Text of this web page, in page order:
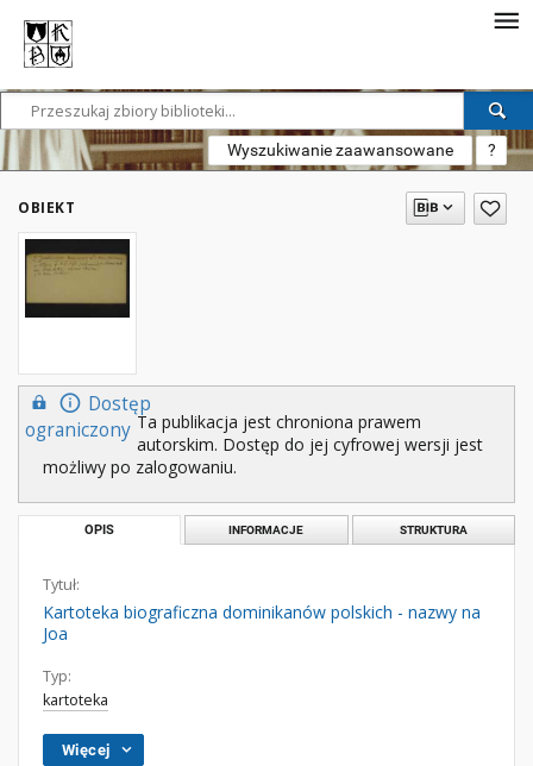
Wyszukiwanie zaawansowane ?
OBIEKT
Dostęp
ograniczony Ta publikacja jest chroniona prawem
autorskim. Dostęp do jej cyfrowej wersji jest
możliwy po zalogowaniu.
OPIS INFORMACJE STRUKTURA
Tytuł:
Kartoteka biograficzna dominikanów polskich - nazwy na
Joa
Typ:
kartoteka
Więcej